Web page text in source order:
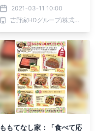
2021-03-11 10:00
吉野家HDグループ/株式会社シェアレストラン
ももてなし家：「食べて応